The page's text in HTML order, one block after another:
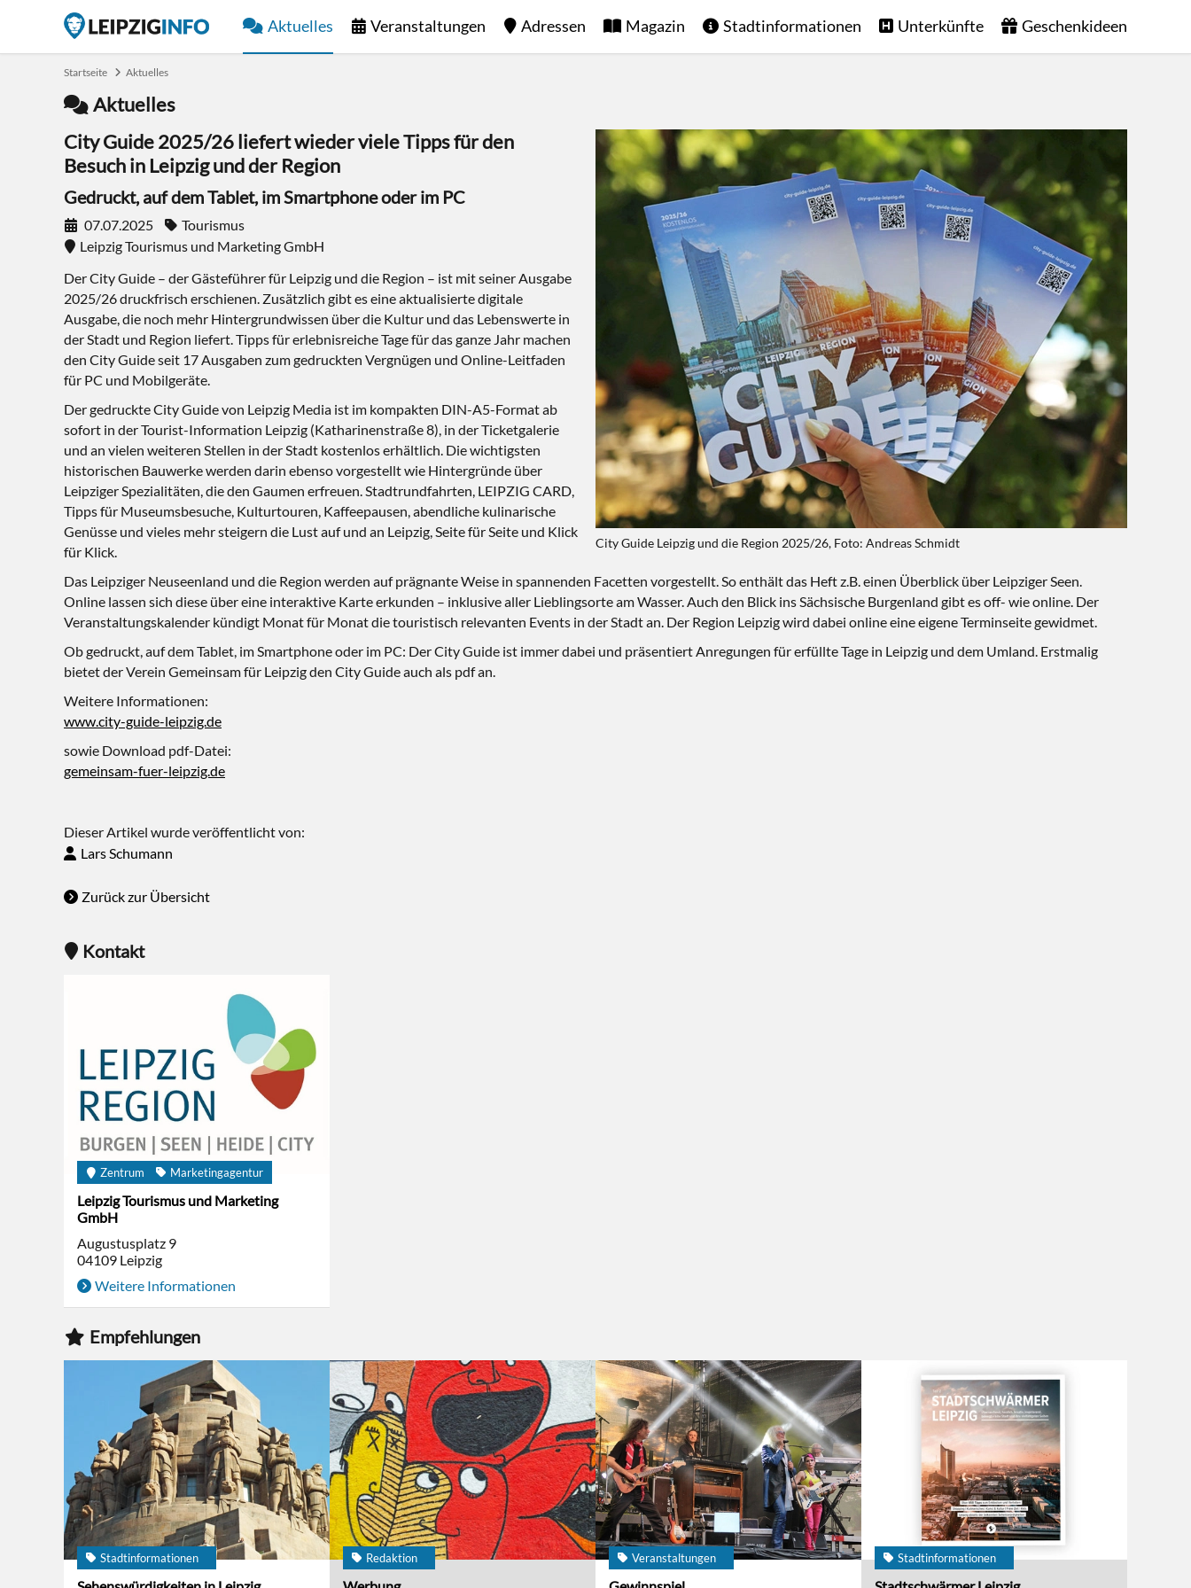
Aktuelles Veranstaltungen Adressen Magazin Stadtinformationen Unterkünfte Geschenkideen
Startseite Aktuelles
Aktuelles
City Guide Leipzig und die Region 2025/26, Foto: Andreas Schmidt
City Guide 2025/26 liefert wieder viele Tipps für den
Besuch in Leipzig und der Region
Gedruckt, auf dem Tablet, im Smartphone oder im PC
07.07.2025
Tourismus
Leipzig Tourismus und Marketing GmbH
Der City Guide – der Gästeführer für Leipzig und die Region – ist mit seiner Ausgabe
2025/26 druckfrisch erschienen. Zusätzlich gibt es eine aktualisierte digitale
Ausgabe, die noch mehr Hintergrundwissen über die Kultur und das Lebenswerte in
der Stadt und Region liefert. Tipps für erlebnisreiche Tage für das ganze Jahr machen
den City Guide seit 17 Ausgaben zum gedruckten Vergnügen und Online-Leitfaden
für PC und Mobilgeräte.
Der gedruckte City Guide von Leipzig Media ist im kompakten DIN-A5-Format ab
sofort in der Tourist-Information Leipzig (Katharinenstraße 8), in der Ticketgalerie
und an vielen weiteren Stellen in der Stadt kostenlos erhältlich. Die wichtigsten
historischen Bauwerke werden darin ebenso vorgestellt wie Hintergründe über
Leipziger Spezialitäten, die den Gaumen erfreuen. Stadtrundfahrten, LEIPZIG CARD,
Tipps für Museumsbesuche, Kulturtouren, Kaffeepausen, abendliche kulinarische
Genüsse und vieles mehr steigern die Lust auf und an Leipzig, Seite für Seite und Klick
für Klick.
Das Leipziger Neuseenland und die Region werden auf prägnante Weise in spannenden Facetten vorgestellt. So enthält das Heft z.B. einen Überblick über Leipziger Seen.
Online lassen sich diese über eine interaktive Karte erkunden – inklusive aller Lieblingsorte am Wasser. Auch den Blick ins Sächsische Burgenland gibt es off- wie online. Der
Veranstaltungskalender kündigt Monat für Monat die touristisch relevanten Events in der Stadt an. Der Region Leipzig wird dabei online eine eigene Terminseite gewidmet.
Ob gedruckt, auf dem Tablet, im Smartphone oder im PC: Der City Guide ist immer dabei und präsentiert Anregungen für erfüllte Tage in Leipzig und dem Umland. Erstmalig
bietet der Verein Gemeinsam für Leipzig den City Guide auch als pdf an.
Weitere Informationen:
www.city-guide-leipzig.de
sowie Download pdf-Datei:
gemeinsam-fuer-leipzig.de
Dieser Artikel wurde veröffentlicht von:
Lars Schumann
Zurück zur Übersicht
Kontakt
Zentrum Marketingagentur
Leipzig Tourismus und Marketing
GmbH
Augustusplatz 9
04109 Leipzig
Weitere Informationen
Empfehlungen
Stadtinformationen Redaktion Veranstaltungen Stadtinformationen